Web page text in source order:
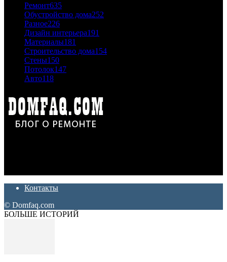
Ремонт635
Обустройство дома252
Разное226
Дизайн интерьера191
Материалы181
Строительство дома154
Стены150
Потолок147
Авто118
Контакты
© Domfaq.com
БОЛЬШЕ ИСТОРИЙ